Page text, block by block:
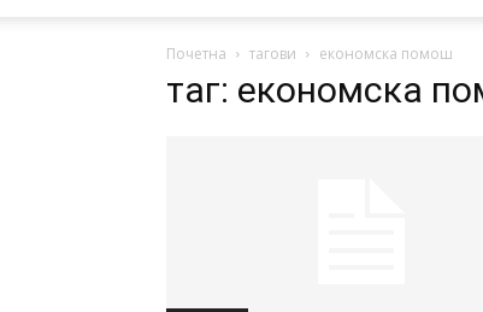
Почетна тагови економска помош
таг: економска